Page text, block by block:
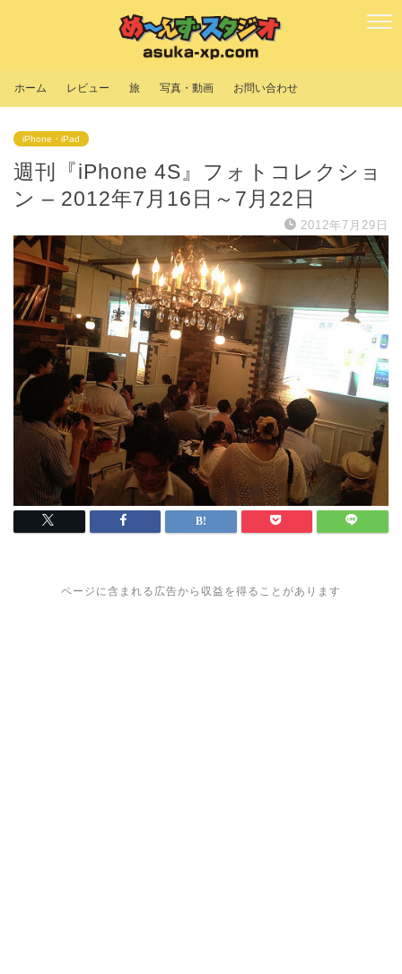
ホーム レビュー 旅 写真・動画 お問い合わせ
iPhone・iPad
週刊『iPhone 4S』フォトコレクショ
ン – 2012年7月16日～7月22日
2012年7月29日
ページに含まれる広告から収益を得ることがあります